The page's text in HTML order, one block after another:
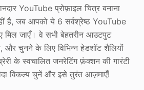
YouTube प्रोफ़ाइल चित्र बनाना
है, जब आपको ये 6 सर्वश्रेष्ठ YouTube
मिल जाएँ। वे सभी बेहतरीन आउटपुट
और चुनने के लिए विभिन्न हेडशॉट शैलियों
के स्वचालित जनरेटिंग फ़ंक्शन की गारंटी
विकल्प चुनें और इसे तुरंत आज़माएँ!